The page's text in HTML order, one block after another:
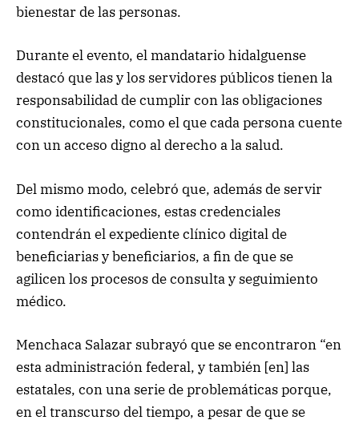
bienestar de las personas.
Durante el evento, el mandatario hidalguense
destacó que las y los servidores públicos tienen la
responsabilidad de cumplir con las obligaciones
constitucionales, como el que cada persona cuente
con un acceso digno al derecho a la salud.
Del mismo modo, celebró que, además de servir
como identificaciones, estas credenciales
contendrán el expediente clínico digital de
beneficiarias y beneficiarios, a fin de que se
agilicen los procesos de consulta y seguimiento
médico.
Menchaca Salazar subrayó que se encontraron “en
esta administración federal, y también [en] las
estatales, con una serie de problemáticas porque,
en el transcurso del tiempo, a pesar de que se